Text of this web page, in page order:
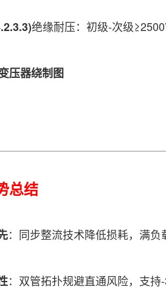
绝缘耐压：初级-次级
压器绕制图
总结
：同步整流技术降低损耗，满负
：双管拓扑规避直通风险，支